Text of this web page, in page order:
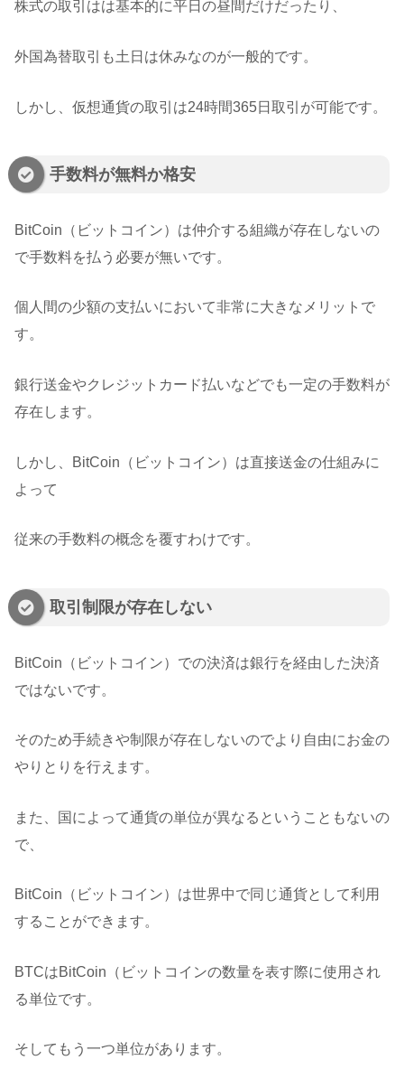
株式の取引はは基本的に平日の昼間だけだったり、
外国為替取引も土日は休みなのが一般的です。
しかし、仮想通貨の取引は24時間365日取引が可能です。
手数料が無料か格安
BitCoin（ビットコイン）は仲介する組織が存在しないの
で手数料を払う必要が無いです。
個人間の少額の支払いにおいて非常に大きなメリットで
す。
銀行送金やクレジットカード払いなどでも一定の手数料が
存在します。
しかし、BitCoin（ビットコイン）は直接送金の仕組みに
よって
従来の手数料の概念を覆すわけです。
取引制限が存在しない
BitCoin（ビットコイン）での決済は銀行を経由した決済
ではないです。
そのため手続きや制限が存在しないのでより自由にお金の
やりとりを行えます。
また、国によって通貨の単位が異なるということもないの
で、
BitCoin（ビットコイン）は世界中で同じ通貨として利用
することができます。
BTCはBitCoin（ビットコインの数量を表す際に使用され
る単位です。
そしてもう一つ単位があります。